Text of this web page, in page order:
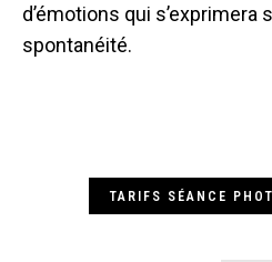
d’émotions qui s’exprimera
spontanéité.
TARIFS SÉANCE